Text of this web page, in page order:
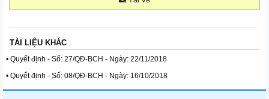
TÀI LIỆU KHÁC
• Quyết định - Số: 27/QĐ-BCH - Ngày: 22/11/2018
• Quyết định - Số: 08/QĐ-BCH - Ngày: 16/10/2018